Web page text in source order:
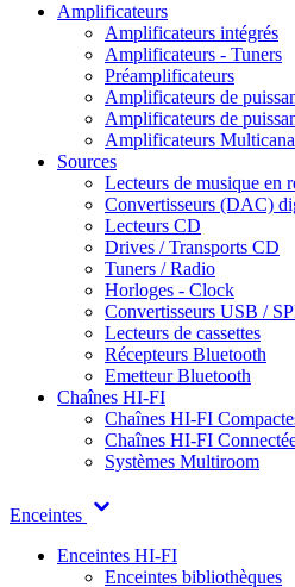
Amplificateurs
Amplificateurs intégrés
Amplificateurs - Tuners
Préamplificateurs
Amplificateurs de
Amplificateurs de
Amplificateurs
Sources
Lecteurs de musique en
Convertisseurs (DAC)
Lecteurs CD
Drives / Transports CD
Tuners / Radio
Horloges - Clock
Convertisseurs USB /
Lecteurs de cassettes
Récepteurs Bluetooth
Emetteur Bluetooth
Chaînes HI-FI
Chaînes HI-FI
Chaînes HI-FI
Systèmes Multiroom
Enceintes
Enceintes HI-FI
Enceintes bibliothèques